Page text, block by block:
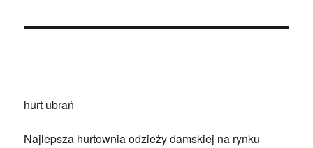
hurt ubrań
Najlepsza hurtownia odzieży damskiej na rynku